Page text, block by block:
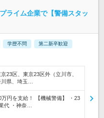
ライム企業で【警備スタッ
学歴不問 第二新卒歓迎
23区、東京23区外（立川市、
県、埼玉…
円を支給！ 【機械警備】 ・23
代 ・神奈…